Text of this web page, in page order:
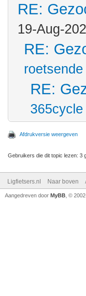
RE:
19-Aug-
RE:
roetsende
RE:
365cycle
Afdrukversie weergeven
Gebruikers die dit topic lezen: 3
Ligfietsers.nl Naar boven
Aangedreven door MyBB , ©